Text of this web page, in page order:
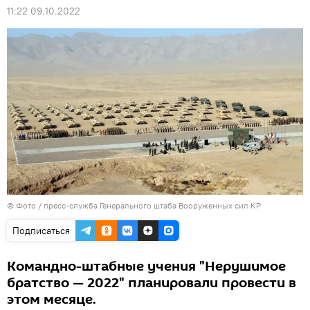
11:22 09.10.2022
© Фото / пресс-служба Генерального штаба Вооруженных сил КР
Подписаться
Командно-штабные учения "Нерушимое
братство — 2022" планировали провести в
этом месяце.